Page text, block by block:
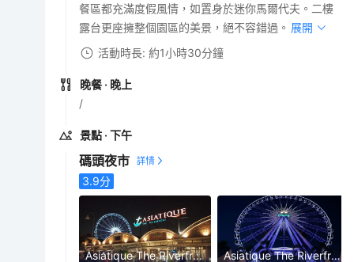
餐區都充滿度假風情，如置身於迷你馬爾代夫。二樓
露台更座擁整個園區的美景，絕不容錯過。 展開
活動時長: 約1小時30分鐘
晚餐 · 晚上
/
景點 · 下午
碼頭夜市
3.9分
Asiatique The Riverfront Asiatique The Riverfront